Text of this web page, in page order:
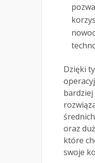
Dzięki
oraz
które
swoje